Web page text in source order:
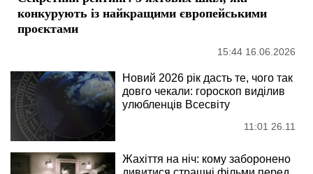
конкурують із найкращими європейськими
проєктами
15:44 16.06.2026
Новий 2026 рік дасть те, чого так
довго чекали: гороскоп виділив
улюбленців Всесвіту
11:01 26.11
Жахіття на ніч: кому заборонено